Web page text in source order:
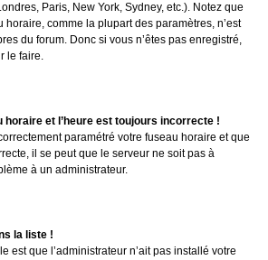
Paris, New York, Sydney, etc.). Notez que
horaire, comme la plupart des paramètres, n’est
du forum. Donc si vous n’êtes pas enregistré,
le faire.
horaire et l’heure est toujours incorrecte !
paramétré votre fuseau horaire et que
il se peut que le serveur ne soit pas à
à un administrateur.
la liste !
est que l’administrateur n’ait pas installé votre